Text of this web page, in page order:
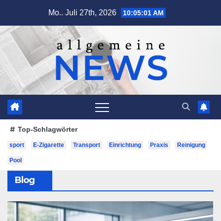
springen
Mo.. Juli 27th, 2026 10:05:02 AM
Top-Schlagwörter
sport E-Zigarette Transport Einrichtung Praxis Reinigung
Pool
Blog